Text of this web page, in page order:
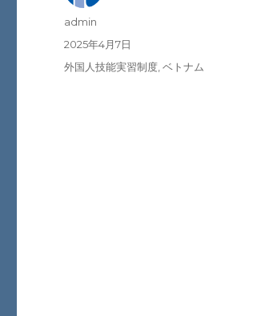
投
稿
admin
投
稿
2025年4月7日
カ
外国人技能実習制度 ,ベトナム